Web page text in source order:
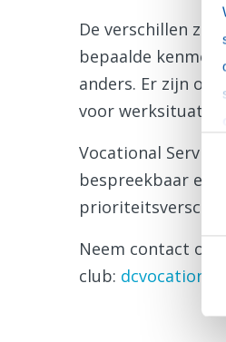
De verschillen
bepaalde
anders. Er zijn
voor werksituaties
Vocational
bespreekbaar en
Neem contact op
club: